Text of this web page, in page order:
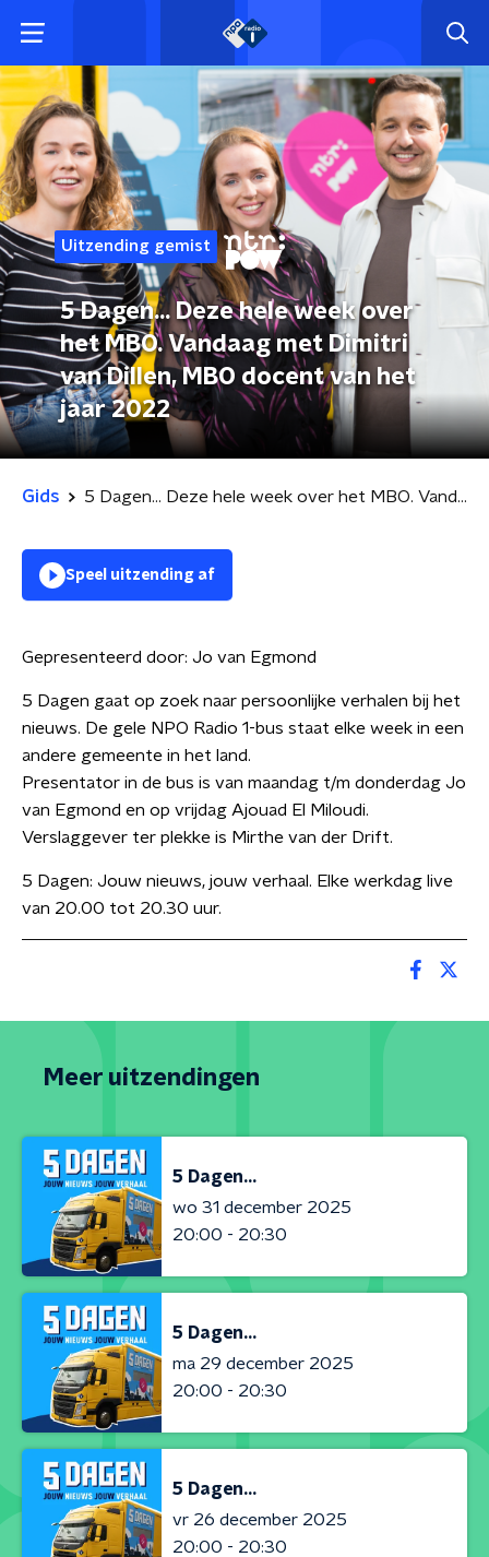
Uitzending gemist
5 Dagen... Deze hele week over
het MBO. Vandaag met Dimitri
van Dillen, MBO docent van het
jaar 2022
Gids 5 Dagen... Deze hele week over het MBO. Vandaag met Dimitri van Dillen, MBO docent van het jaar 2022
Speel uitzending af
Gepresenteerd door: Jo van Egmond
5 Dagen gaat op zoek naar persoonlijke verhalen bij het
nieuws. De gele NPO Radio 1-bus staat elke week in een
andere gemeente in het land.
Presentator in de bus is van maandag t/m donderdag Jo
van Egmond en op vrijdag Ajouad El Miloudi.
Verslaggever ter plekke is Mirthe van der Drift.
5 Dagen: Jouw nieuws, jouw verhaal. Elke werkdag live
van 20.00 tot 20.30 uur.
Meer uitzendingen
5 Dagen...
wo 31 december 2025
20:00 - 20:30
5 Dagen...
ma 29 december 2025
20:00 - 20:30
5 Dagen...
vr 26 december 2025
20:00 - 20:30